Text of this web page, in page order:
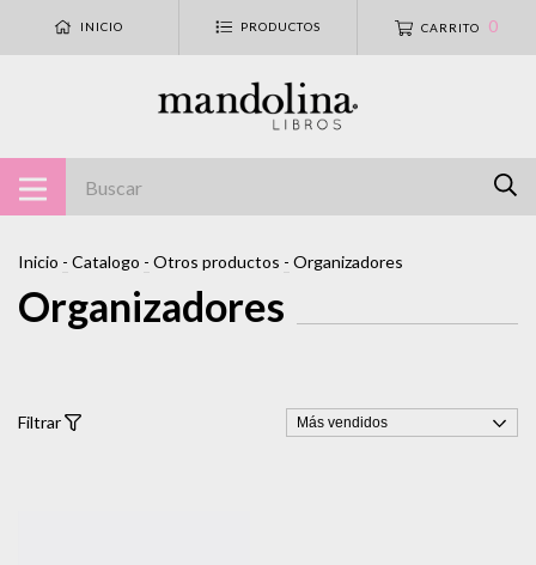
INICIO PRODUCTOS CARRITO 0
Inicio - Catalogo - Otros productos - Organizadores
Organizadores
Filtrar